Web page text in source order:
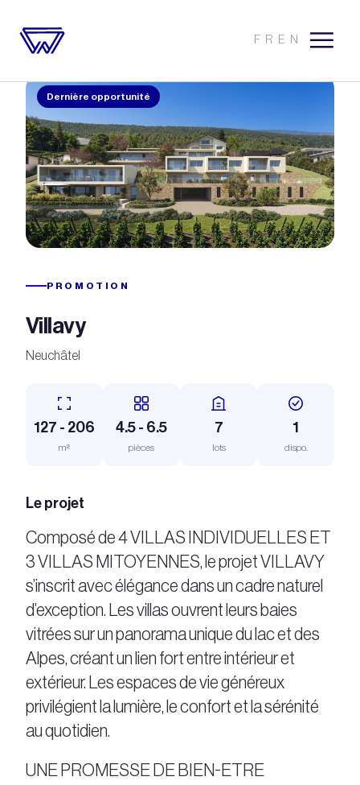
FR EN
Dernière opportunité
PROMOTION
Villavy
Neuchâtel
127 - 206
m²
4.5 - 6.5
pièces
7
lots
1
dispo.
Le projet
Composé de 4 VILLAS INDIVIDUELLES ET
3 VILLAS MITOYENNES, le projet VILLAVY
s’inscrit avec élégance dans un cadre naturel
d’exception. Les villas ouvrent leurs baies
vitrées sur un panorama unique du lac et des
Alpes, créant un lien fort entre intérieur et
extérieur. Les espaces de vie généreux
privilégient la lumière, le confort et la sérénité
au quotidien.
UNE PROMESSE DE BIEN-ETRE